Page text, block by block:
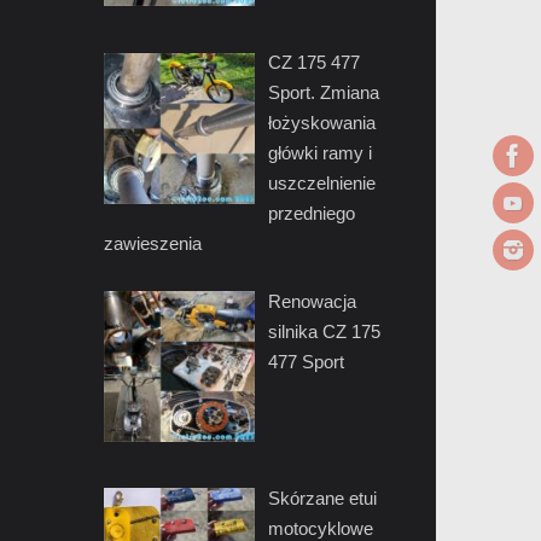
CZ 175 477
Sport. Zmiana
łożyskowania
główki ramy i
uszczelnienie
przedniego
zawieszenia
Renowacja
silnika CZ 175
477 Sport
Skórzane etui
motocyklowe